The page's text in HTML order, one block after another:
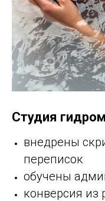
Студия
внедрены
переписок
обучены
конверсия из